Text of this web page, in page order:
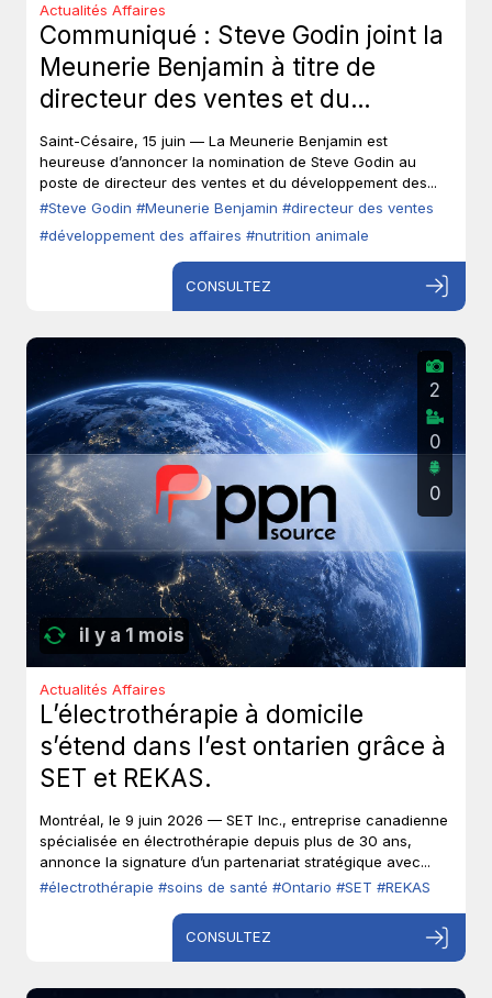
Actualités Affaires
Communiqué : Steve Godin joint la
Meunerie Benjamin à titre de
directeur des ventes et du
développement des affaires.
Saint-Césaire, 15 juin — La Meunerie Benjamin est
heureuse d’annoncer la nomination de Steve Godin au
poste de directeur des ventes et du développement des...
#Steve Godin #Meunerie Benjamin #directeur des ventes
#développement des affaires #nutrition animale
CONSULTEZ
il y a 1 mois
2
0
0
Actualités Affaires
L’électrothérapie à domicile
s’étend dans l’est ontarien grâce à
SET et REKAS.
Montréal, le 9 juin 2026 — SET Inc., entreprise canadienne
spécialisée en électrothérapie depuis plus de 30 ans,
annonce la signature d’un partenariat stratégique avec...
#électrothérapie #soins de santé #Ontario #SET #REKAS
CONSULTEZ